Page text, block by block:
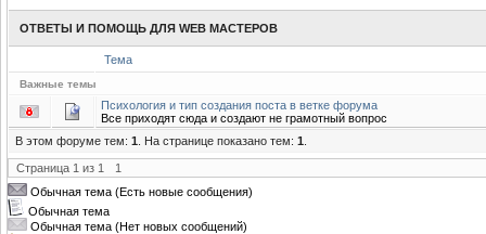
ОТВЕТЫ И ПОМОЩЬ ДЛЯ WEB МАСТЕРОВ
Тема
Важные темы
Психология и тип создания поста в ветке форума
Все приходят сюда и создают не грамотный вопрос
В этом форуме тем: 1 . На странице показано тем: 1
Страница 1 из 1
1
Обычная тема (Есть новые сообщения)
Обычная тема
Обычная тема (Нет новых сообщений)